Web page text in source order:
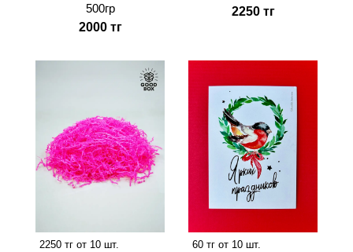
500гр
2000 тг
2250 тг
2250 тг от 10 шт. 60 тг от 10 шт.